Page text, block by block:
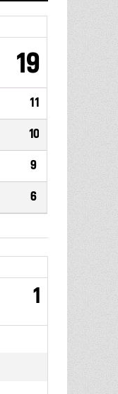
19
11
10
9
6
1